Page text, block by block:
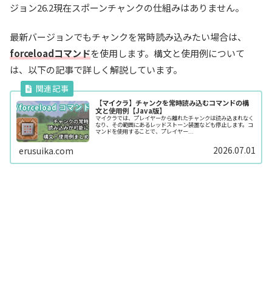
ジョン26.2現在スポーンチャンクの仕組みはありません。
最新バージョンでもチャンクを常時読み込みたい場合は、
forceloadコマンドを使用します。構文と使用例について
は、以下の記事で詳しく解説しています。
【マイクラ】チャンクを常時読み込むコマンドの構
文と使用例【Java版】
マイクラでは、プレイヤーから離れたチャンクは読み込まれなく
なり、その範囲にあるレッドストーン装置なども停止します。コ
マンドを使用することで、プレイヤー...
erusuika.com 2026.07.01